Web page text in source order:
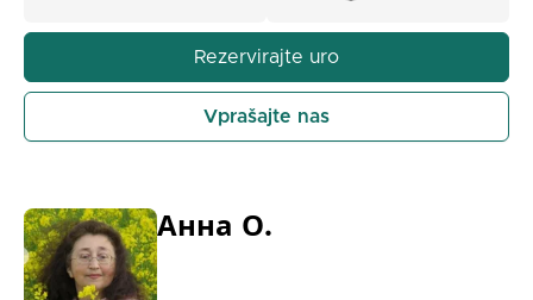
Rezervirajte uro
Vprašajte nas
Анна О.